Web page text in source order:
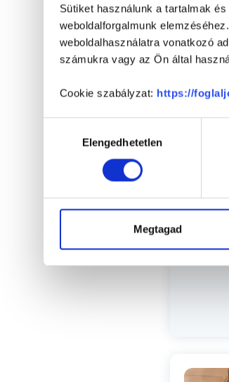
Sütiket használunk a tartalmak
weboldalforgalmunk
weboldalhasználatra vonatkozó
számukra vagy az Ön által
Cookie szabályzat: https://
kiválasztásaElengedhetetlen
Megtagad
ma